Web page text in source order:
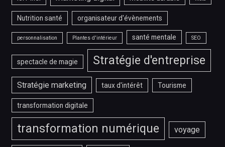
Nutrition santé organisateur d'évènements
personnalisation Plantes d'intérieur santé mentale SEO
spectacle de magie Stratégie d'entreprise
Stratégie marketing taux d'intérêt Tourisme
transformation digitale
transformation numérique voyage